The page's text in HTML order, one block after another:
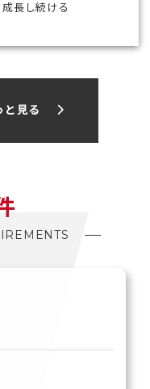
長し続ける
と見る